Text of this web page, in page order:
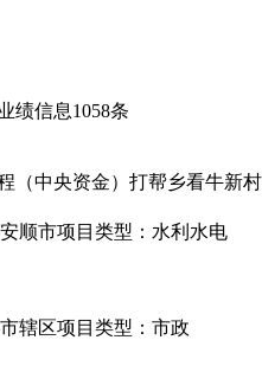
绩信息1058条
（中央资金）打帮乡看牛新村
顺市项目类型：水利水电
辖区项目类型：市政